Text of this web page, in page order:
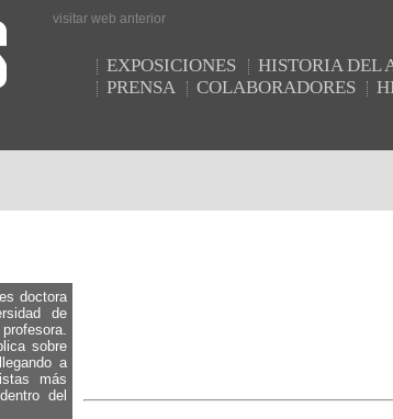
visitar web anterior
EXPOSICIONES HISTORIA DEL
PRENSA
COLABORADORES
doctora
de
sobre
a
más
del